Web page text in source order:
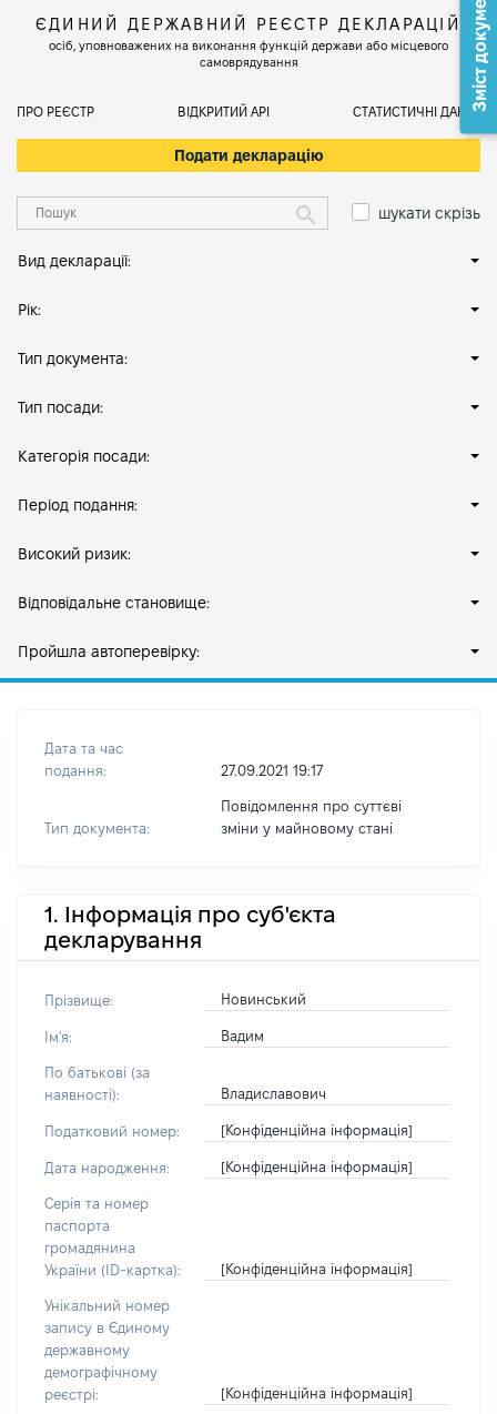
ЄДИНИЙ ДЕРЖАВНИЙ РЕЄСТР ДЕКЛАРАЦІЙ
осіб, уповноважених на виконання функцій держави або місцевого
самоврядування
ПРО РЕЄСТР ВІДКРИТИЙ АРІ СТАТИСТИЧНІ ДАНІ
Подати декларацію
шукати скрізь
Вид декларації:
Рік:
Тип документа:
Тип посади:
Категорія посади:
Період подання:
Високий ризик:
Відповідальне становище:
Пройшла автоперевірку:
Дата та час
подання:
27.09.2021 19:17
Тип документа:
Повідомлення про суттєві
зміни y майновому стані
1. Інформація про суб'єкта
декларування
Прізвище: Новинський
Ім'я: Вадим
По батькові (за
наявності):
Владиславович
Податковий номер: [Конфіденційна інформація]
Дата народження: [Конфіденційна інформація]
Серія та номер
паспорта
громадянина
України (ID-картка):
[Конфіденційна інформація]
Унікальний номер
запису в Єдиному
державному
демографічному
реєстрі:
[Конфіденційна інформація]
Зміст документа